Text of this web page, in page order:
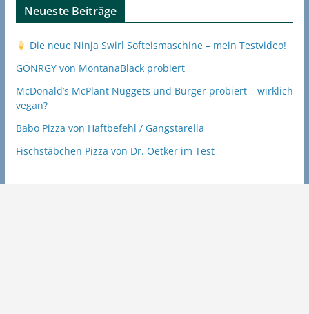
Neueste Beiträge
Die neue Ninja Swirl Softeismaschine – mein Testvideo!
GÖNRGY von MontanaBlack probiert
McDonald’s McPlant Nuggets und Burger probiert – wirklich
vegan?
Babo Pizza von Haftbefehl / Gangstarella
Fischstäbchen Pizza von Dr. Oetker im Test